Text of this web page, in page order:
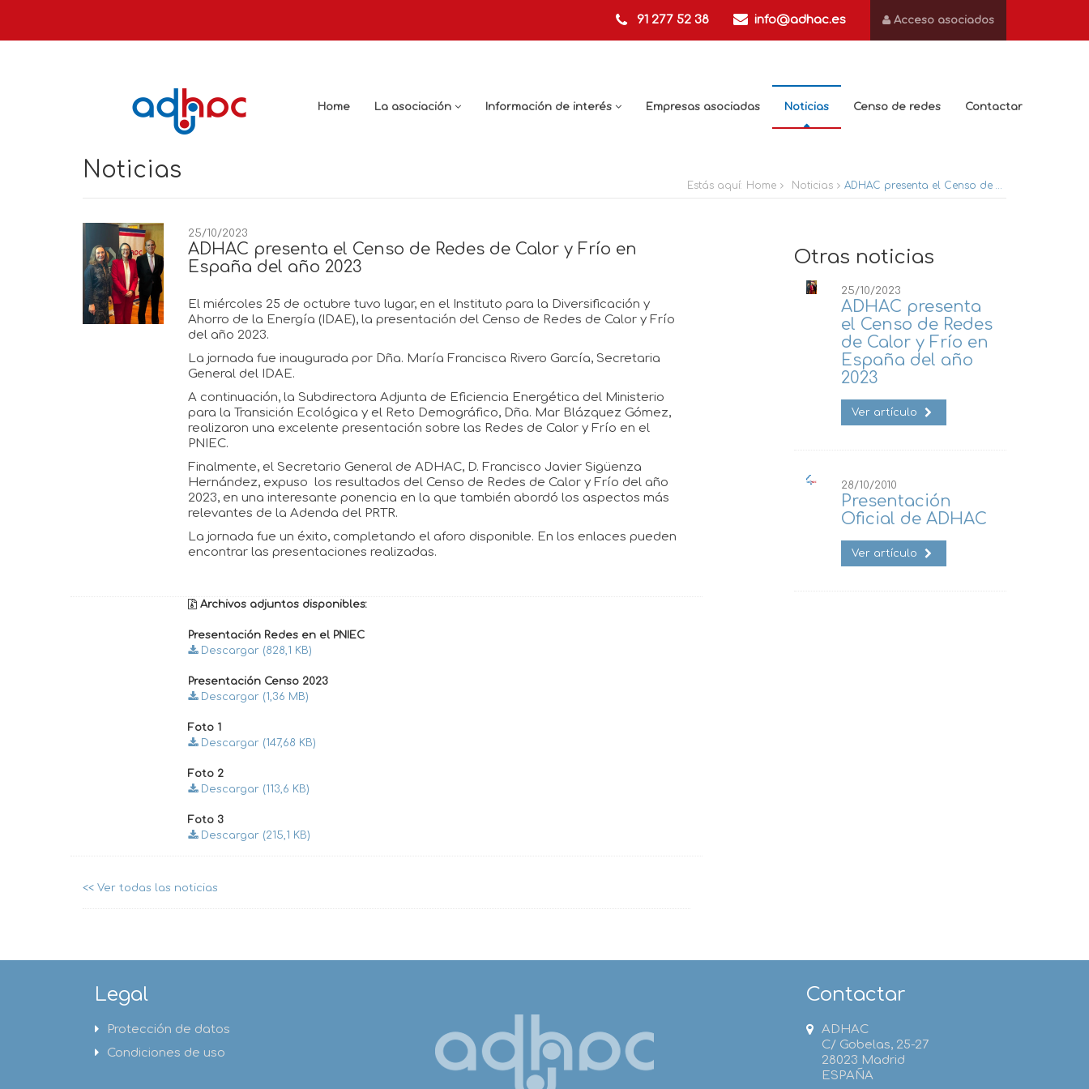
Acceso asociados
91 277 52 38 info@adhac.es
Home La asociación Información de interés Empresas asociadas Noticias Censo de redes Contactar
Noticias
Estás aquí: Home Noticias ADHAC presenta el Censo de Redes de Calor y Frío en España del año 2023
25/10/2023
ADHAC presenta el Censo de Redes de Calor y Frío en
España del año 2023
El miércoles 25 de octubre tuvo lugar, en el Instituto para la Diversificación y
Ahorro de la Energía (IDAE), la presentación del Censo de Redes de Calor y Frío
del año 2023.
La jornada fue inaugurada por Dña. María Francisca Rivero García, Secretaria
General del IDAE.
A continuación, la Subdirectora Adjunta de Eficiencia Energética del Ministerio
para la Transición Ecológica y el Reto Demográfico, Dña. Mar Blázquez Gómez,
realizaron una excelente presentación sobre las Redes de Calor y Frío en el
PNIEC.
Finalmente, el Secretario General de ADHAC, D. Francisco Javier Sigüenza
Hernández, expuso los resultados del Censo de Redes de Calor y Frío del año
2023, en una interesante ponencia en la que también abordó los aspectos más
relevantes de la Adenda del PRTR.
La jornada fue un éxito, completando el aforo disponible. En los enlaces pueden
encontrar las presentaciones realizadas.
Archivos adjuntos disponibles:
Presentación Redes en el PNIEC
Descargar (828,1 KB)
Presentación Censo 2023
Descargar (1,36 MB)
Foto 1
Descargar (147,68 KB)
Foto 2
Descargar (113,6 KB)
Foto 3
Descargar (215,1 KB)
<< Ver todas las noticias
Otras noticias
25/10/2023
ADHAC presenta
el Censo de Redes
de Calor y Frío en
España del año
2023
Ver artículo
28/10/2010
Presentación
Oficial de ADHAC
Ver artículo
Legal
Protección de datos
Condiciones de uso
Contactar
ADHAC
C/ Gobelas, 25-27
28023 Madrid
ESPAÑA